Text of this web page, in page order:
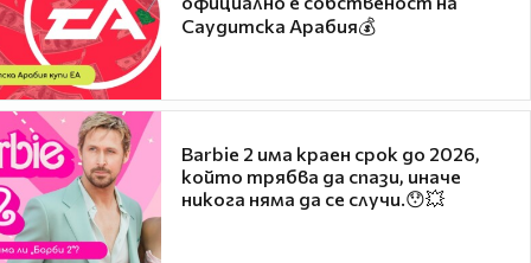
Саудитска Арабия💰
Barbie 2 има краен срок до 2026,
който трябва да спази, иначе
никога няма да се случи.😯💥